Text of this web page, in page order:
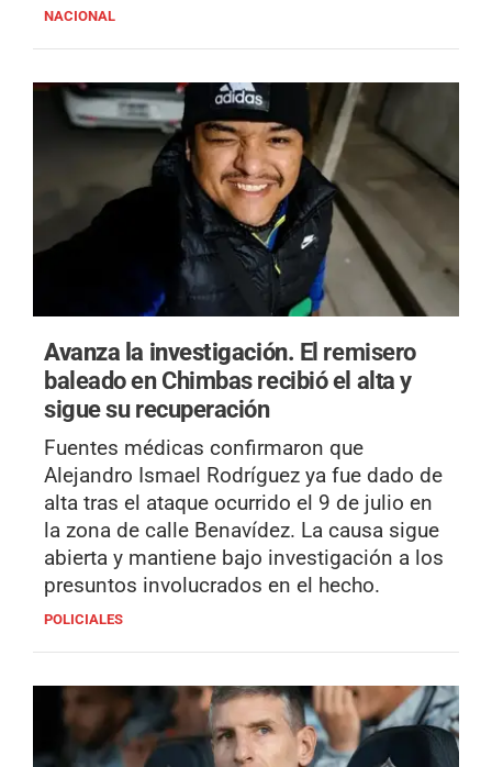
NACIONAL
Avanza la investigación. El remisero
baleado en Chimbas recibió el alta y
sigue su recuperación
Fuentes médicas confirmaron que
Alejandro Ismael Rodríguez ya fue dado de
alta tras el ataque ocurrido el 9 de julio en
la zona de calle Benavídez. La causa sigue
abierta y mantiene bajo investigación a los
presuntos involucrados en el hecho.
POLICIALES